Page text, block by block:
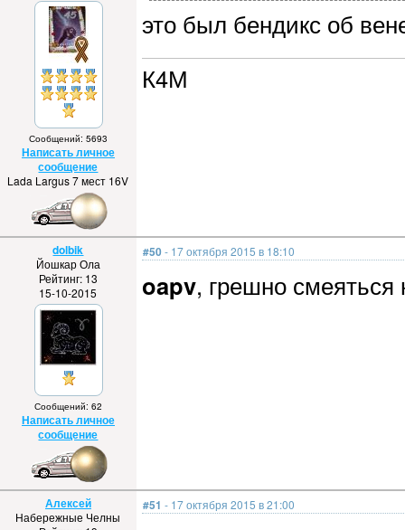
Сообщений: 5693
Написать личное
сообщение
Lada Largus 7 мест 16V
это был бендикс об
К4М
dolbik
Йошкар Ола
Рейтинг: 13
15-10-2015
Сообщений: 62
Написать личное
сообщение
#50- 17 октября 2015 в 18:10
oapv, грешно
Алексей
Набережные Челны
#51 - 17 октября 2015 в 21:00